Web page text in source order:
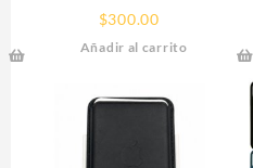
SOPORTE MAGNETICO
SAMSUNG
$300.00
Añadir al carrito